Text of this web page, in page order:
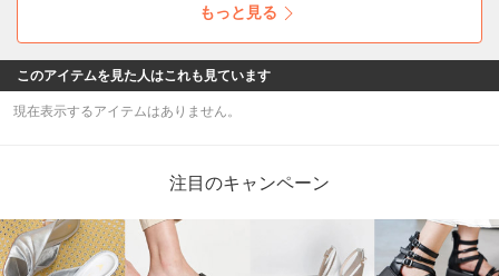
もっと見る
このアイテムを見た人はこれも見ています
現在表示するアイテムはありません。
注目のキャンペーン